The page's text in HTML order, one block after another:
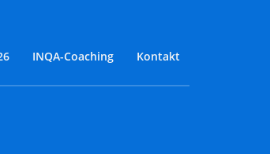
INQA-Coaching Kontakt